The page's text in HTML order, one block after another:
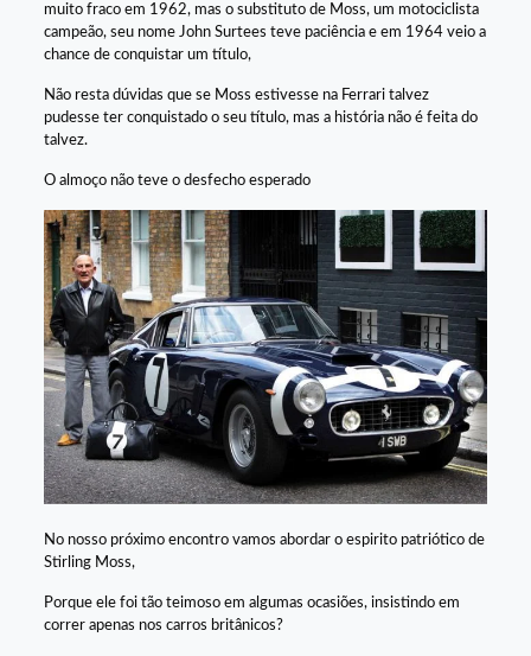
muito fraco em 1962, mas o substituto de Moss, um motociclista
campeão, seu nome John Surtees teve paciência e em 1964 veio a
chance de conquistar um título,
Não resta dúvidas que se Moss estivesse na Ferrari talvez
pudesse ter conquistado o seu título, mas a história não é feita do
talvez.
O almoço não teve o desfecho esperado
No nosso próximo encontro vamos abordar o espirito patriótico de
Stirling Moss,
Porque ele foi tão teimoso em algumas ocasiões, insistindo em
correr apenas nos carros britânicos?